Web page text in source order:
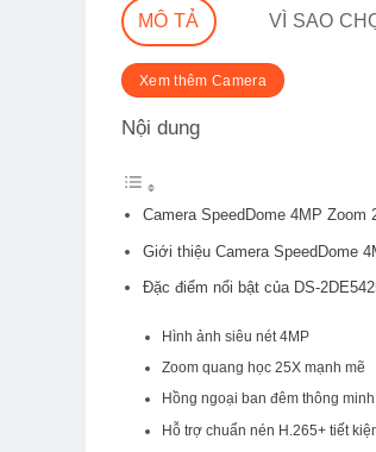
MÔ TẢ VÌ SAO
Xem thêm Camera
Nội dung
Camera SpeedDome 4MP Zoom
Giới thiệu Camera SpeedDome
Đặc điểm nổi bật của DS-
Hình ảnh siêu nét 4MP
Zoom quang học 25X mạnh mẽ
Hồng ngoại ban đêm thông
Hỗ trợ chuẩn nén H.265+ tiết